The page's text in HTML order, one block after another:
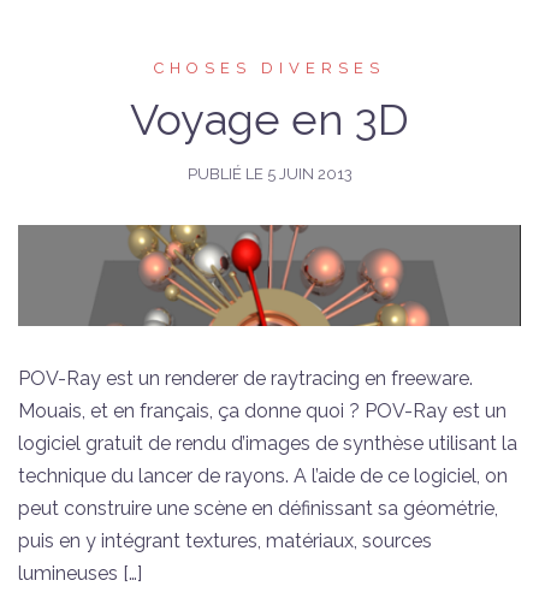
CHOSES DIVERSES
Voyage en 3D
PUBLIÉ LE 5 JUIN 2013
POV-Ray est un renderer de raytracing en freeware.
Mouais, et en français, ça donne quoi ? POV-Ray est un
logiciel gratuit de rendu d’images de synthèse utilisant la
technique du lancer de rayons. A l’aide de ce logiciel, on
peut construire une scène en définissant sa géométrie,
puis en y intégrant textures, matériaux, sources
lumineuses […]